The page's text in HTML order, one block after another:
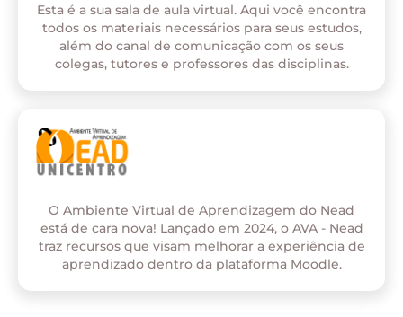
Esta é a sua sala de aula virtual. Aqui você encontra
todos os materiais necessários para seus estudos,
além do canal de comunicação com os seus
colegas, tutores e professores das disciplinas.
O Ambiente Virtual de Aprendizagem do Nead
está de cara nova! Lançado em 2024, o AVA - Nead
traz recursos que visam melhorar a experiência de
aprendizado dentro da plataforma Moodle.